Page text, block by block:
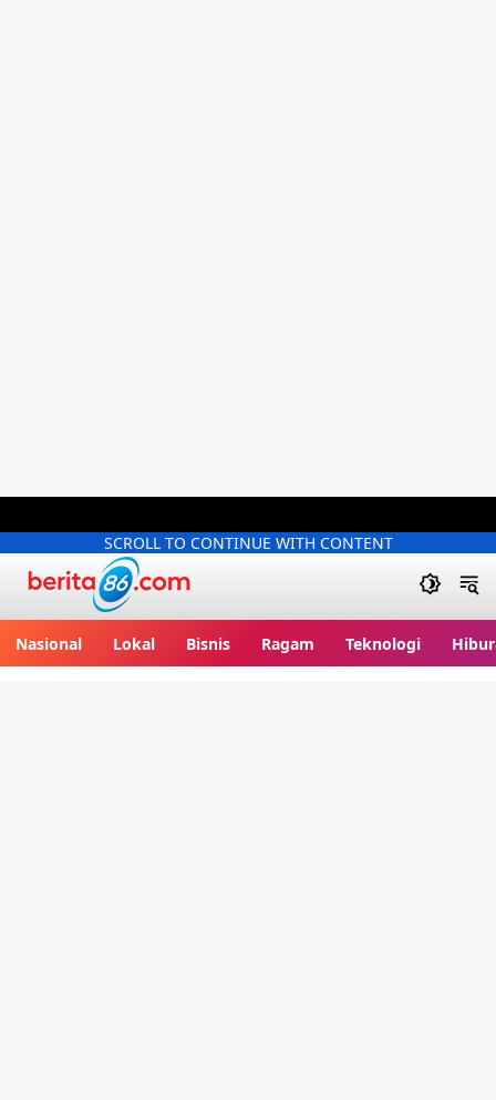
SCROLL TO CONTINUE WITH CONTENT
Nasional Lokal Bisnis Ragam Teknologi